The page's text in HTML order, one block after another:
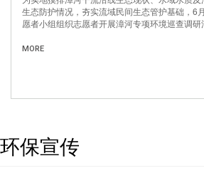
生态防护情况，夯实流域民间生态管护基础，6
愿者小组组织志愿者开展漳河专项环境巡查调研
MORE
环保宣传